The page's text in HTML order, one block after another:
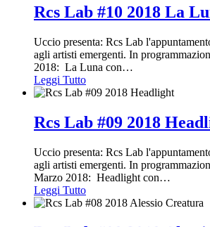
Rcs Lab #10 2018 La
Uccio presenta: Rcs Lab
agli artisti emergenti. In
2018: La Luna con…
Leggi Tutto
Rcs Lab #09 2018
Uccio presenta: Rcs Lab
agli artisti emergenti. In
Marzo 2018: Headlight con…
Leggi Tutto